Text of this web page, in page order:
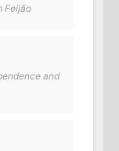
Feijão
and